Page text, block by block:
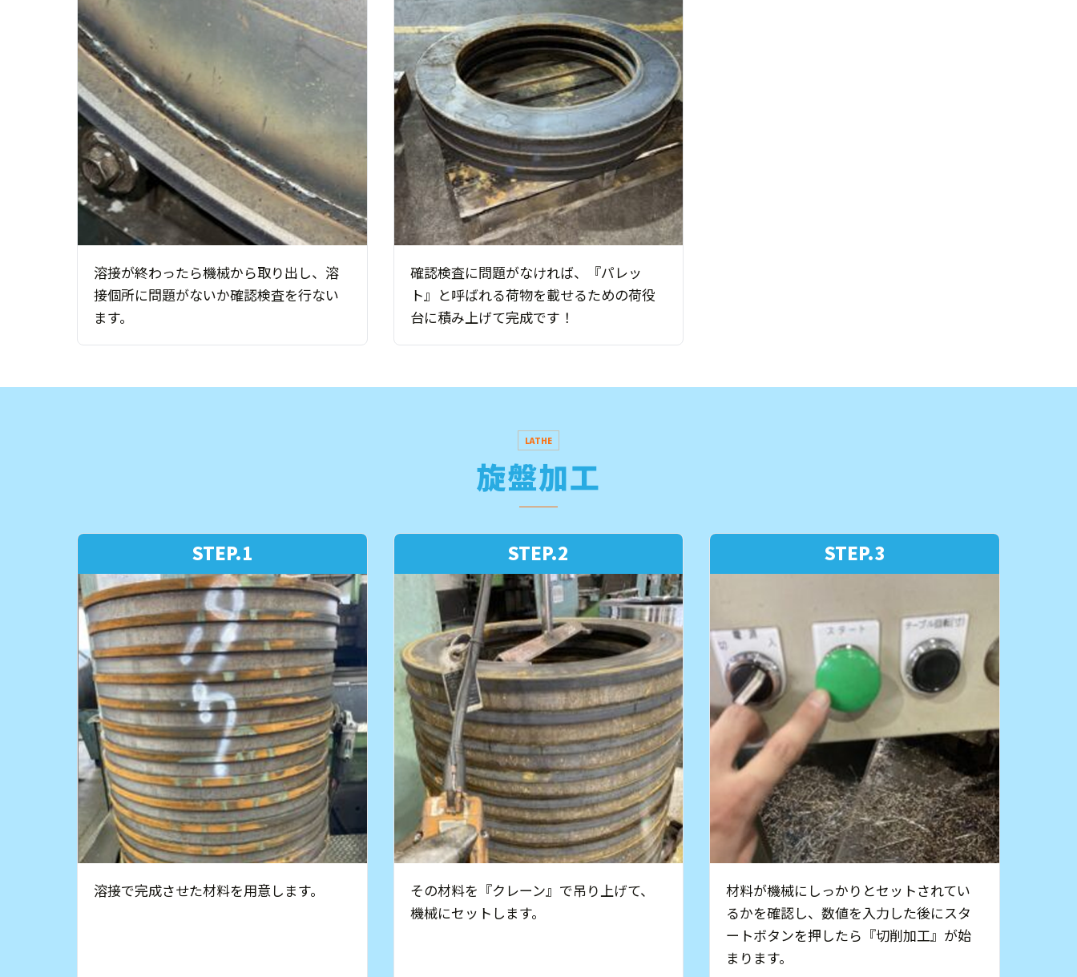
溶接が終わったら機械から取り出し、溶
接個所に問題がないか確認検査を行ない
ます。
確認検査に問題がなければ、『パレッ
ト』と呼ばれる荷物を載せるための荷役
台に積み上げて完成です！
LATHE
旋盤加工
STEP.1
溶接で完成させた材料を用意します。
STEP.2
その材料を『クレーン』で吊り上げて、
機械にセットします。
STEP.3
材料が機械にしっかりとセットされてい
るかを確認し、数値を入力した後にスタ
ートボタンを押したら『切削加工』が始
まります。